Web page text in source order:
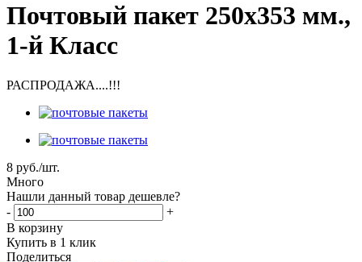
Почтовый пакет 250х353 мм.,
1-й Класс
РАСПРОДАЖА....!!!
8 руб./шт.
Много
Нашли данный товар дешевле?
-
+
В корзину
Купить в 1 клик
Поделиться